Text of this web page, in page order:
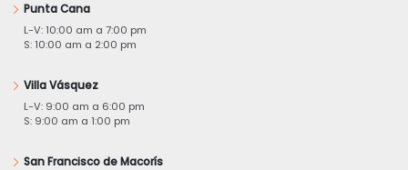
Punta Cana
L-V: 10:00 am a 7:00 pm
S: 10:00 am a 2:00 pm
Villa Vásquez
L-V: 9:00 am a 6:00 pm
S: 9:00 am a 1:00 pm
San Francisco de Macorís